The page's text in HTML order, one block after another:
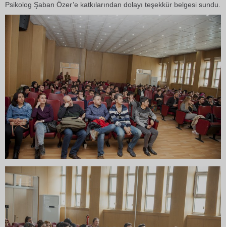
Psikolog Şaban Özer’e katkılarından dolayı teşekkür belgesi sundu.